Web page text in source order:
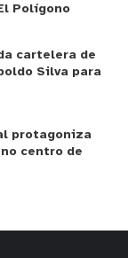
Polígono
cartelera de
Silva para
protagoniza
centro de